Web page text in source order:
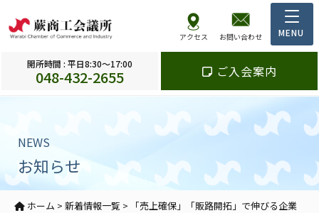
アクセス お問い合わせ
開所時間 : 平日8:30～17:00
048-432-2655 ご入会案内
NEWS
お知らせ
ホーム > 新着情報一覧 >
「売上確保」「販路開拓」で伸びる企業